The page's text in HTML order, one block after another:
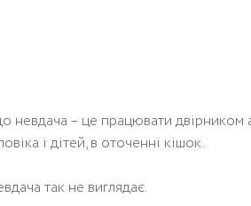
невдача – це працювати
і дітей, в оточенні кішок.
так не виглядає.